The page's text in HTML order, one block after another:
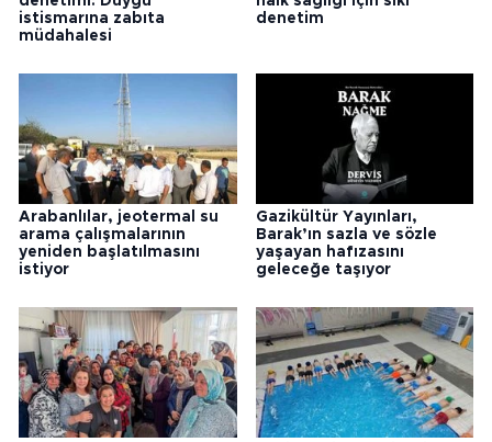
istismarına zabıta
müdahalesi
denetim
Arabanlılar, jeotermal su
arama çalışmalarının
yeniden başlatılmasını
istiyor
Gazikültür Yayınları,
Barak’ın sazla ve sözle
yaşayan hafızasını
geleceğe taşıyor